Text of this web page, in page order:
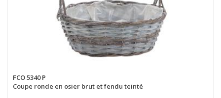
FCO 5340 P
Coupe ronde en osier brut et fendu teinté